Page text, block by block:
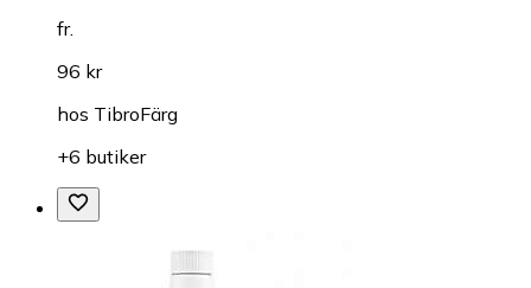
fr.
96 kr
hos TibroFärg
+6 butiker